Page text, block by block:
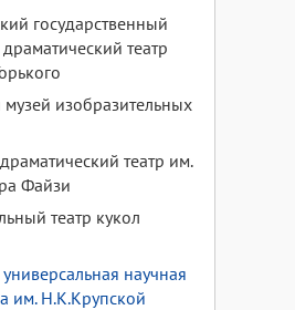
государственный
театр
изобразительных
театр им.
Файзи
театр кукол
научная
им. Н.К.Крупской